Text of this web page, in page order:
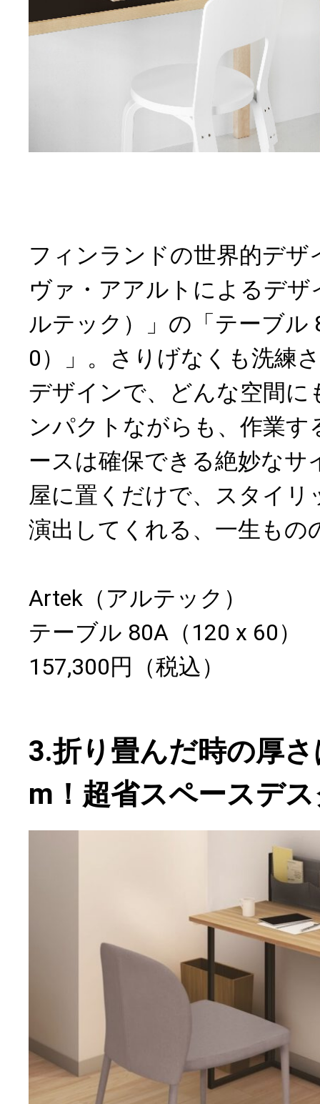
フィンランドの世界的デザ
ヴァ・アアルトによるデ
ルテック）」の「テーブル
0）」。さりげなくも洗練
デザインで、どんな空間に
ンパクトながらも、作業す
ースは確保できる絶妙なサ
屋に置くだけで、スタイリ
演出してくれる、一生もの
Artek（アルテック）
テーブル 80A（120 x 60）
157,300円（税込）
3.折り畳んだ時の厚
m！超省スペースデ